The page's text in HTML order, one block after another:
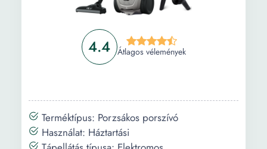
4.4 Átlagos vélemények
Terméktípus: Porzsákos porszívó
Használat: Háztartási